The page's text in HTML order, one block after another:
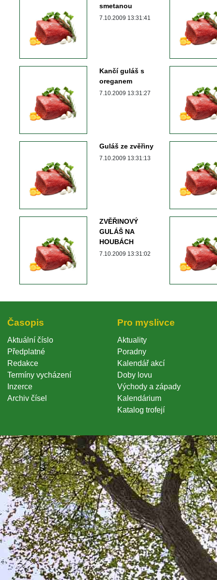
metanou
7.10.2009 13:31:41
Kančí guláš s
oreganem
7.10.2009 13:31:27
Guláš ze zvěřiny
7.10.2009 13:31:13
ZVĚŘINOVÝ
GULÁŠ NA
HOUBÁCH
7.10.2009 13:31:02
Časopi
Aktuální číslo
Předplatné
Redakce
Termíny vycházení
Inzerce
Archiv čísel
Pro myslivce
Aktuality
Poradny
Kalendář akcí
Doby lovu
Východy a západy
Kalendárium
Katalog trofejí